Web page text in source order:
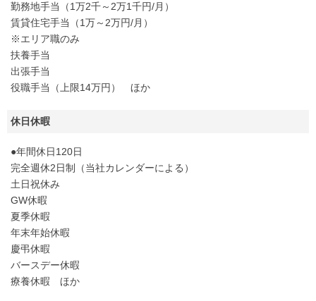
勤務地手当（1万2千～2万1千円/月）
賃貸住宅手当（1万～2万円/月）
※エリア職のみ
扶養手当
出張手当
役職手当（上限14万円） ほか
休日休暇
●年間休日120日
完全週休2日制（当社カレンダーによる）
土日祝休み
GW休暇
夏季休暇
年末年始休暇
慶弔休暇
バースデー休暇
療養休暇 ほか